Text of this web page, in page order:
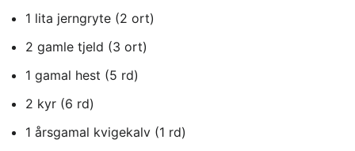
1 lita jerngryte (2 ort)
2 gamle tjeld (3 ort)
1 gamal hest (5 rd)
2 kyr (6 rd)
1 årsgamal kvigekalv (1 rd)